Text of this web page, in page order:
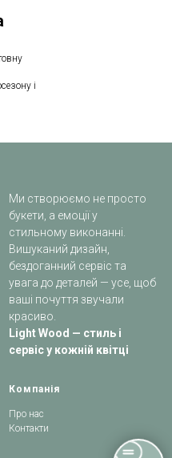
і
Ми створюємо не просто
букети, а емоції у
стильному виконанні.
Вишуканий дизайн,
бездоганний сервіс та
увага до деталей — усе, щоб
ваші почуття звучали
красиво.
Light Wood — стиль і
сервіс у кожній квітці
Компанія
Про нас
Контакти